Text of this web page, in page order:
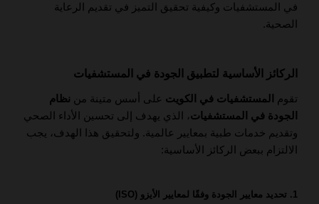
في المستشفيات وكيفية تحقيق التميز في تقديم الرعاية
الصحية.
الركائز الأساسية لتطبيق الجودة في المستشفيات
تقوم المستشفيات في الكويت على أسس متينة من نظام
الجودة في المستشفيات، الذي يهدف إلى تحسين الأداء الصحي
وتقديم خدمات طبية بمعايير عالمية. ولتحقيق هذا الهدف، يجب
الالتزام ببعض الركائز الأساسية:
1. تحديد معايير الجودة وفقًا لمعايير الأيزو (ISO)